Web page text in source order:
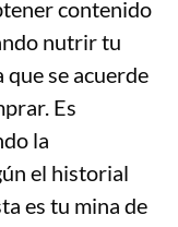
contenido
nutrir tu
se acuerde
Es
la
el historial
es tu mina de